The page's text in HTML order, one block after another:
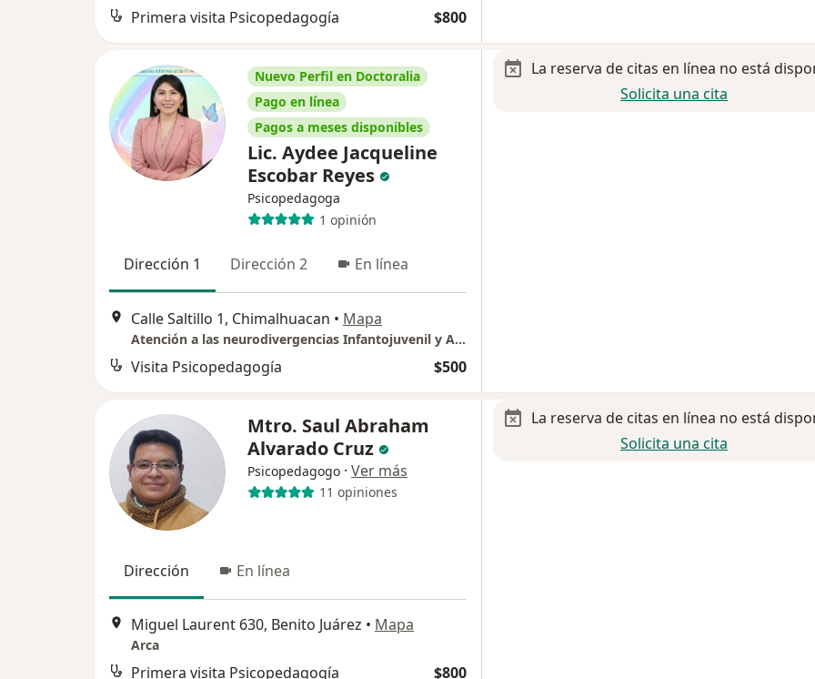
Primera visita Psicopedagogía $800
Nuevo Perfil en Doctoralia
Pago en línea
Pagos a meses disponibles
Lic. Aydee Jacqueline
Escobar Reyes
Psicopedagoga
1 opinión
Dirección 1 Dirección 2 En línea
Calle Saltillo 1, Chimalhuacan • Mapa
Atención a las neurodivergencias Infantojuvenil y Adultos
Visita Psicopedagogía $500
La reserva de citas en línea no está
Solicita una cita
Mtro. Saul Abraham
Alvarado Cruz
Psicopedagogo · Ver más
11 opiniones
Dirección En línea
Miguel Laurent 630, Benito Juárez • Mapa
Arca
Primera visita Psicopedagogía $800
La reserva de citas en línea no está
Solicita una cita